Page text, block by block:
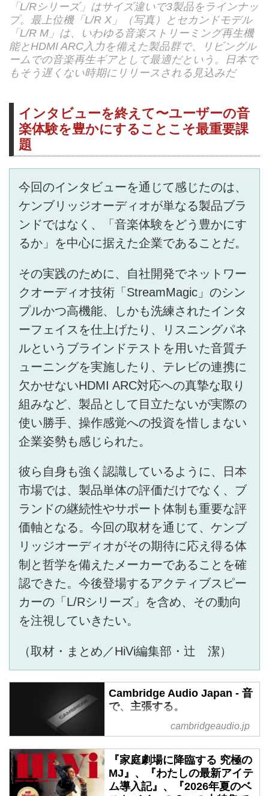
「L/Rシリーズ」はサイズ違いで3製品をラインナッ
プ。最上位機「L/R X」（写真）とセカンドモデル
「L/R M」は、いわゆる音楽ストリーミング再生機
能とHDMI ARC入力を備えた製品群で、リビングル
ームでの音楽再生ギアとして最適だという。日本で
もそう遅くない時期にリリースされる見込みだ
インタビューを終えて〜ユーザーの音
楽体験を豊かにすることこそ最重要課
題
今回のインタビューを通じて感じたのは、
ケンブリッジオーディオが単なる製品ブラ
ンドではなく、「音楽体験をどう豊かにす
るか」を中心に据えた企業であることだ。
その実践のために、自社開発でネットワー
クオーディオ技術「StreamMagic」のシン
プルかつ高機能、しかも洗練されたインタ
ーフェイスを仕上げたり、リスニングパネ
ルというブラインドテストを用いた音質チ
ューニングを実施したり、テレビの連携に
欠かせないHDMI ARC対応への真摯な取り
組みなど、製品として目立たないが実際の
使い勝手、操作感覚への投資を惜しまない
企業姿勢も感じられた。
彼ら自身も強く認識しているように、日本
市場では、製品単体の評価だけでなく、ブ
ランドの継続性やサポート体制も重要な評
価軸となる。今回の取材を通じて、ケンブ
リッジオーディオがその期待に応え得る体
制と哲学を備えたメーカーであることを確
認できた。今後登場するアクティブスピー
カーの「L/Rシリーズ」を含め、その動向
を注視していきたい。
（取材・まとめ／HiVi編集部・辻 潔）
Cambridge Audio Japan - 音
で、主張する。
比類なきサウンドを追求する
Cambridge Audio。Hi-Fi、ヘッド
ホン、スピーカー、アクセサリー
の公式日本サイト。
cambridgeaudio.jp
『家庭劇場に降臨する 究極の
MJ』、『わたしの最新アイテ
ム導入記』、『2026年夏のベ